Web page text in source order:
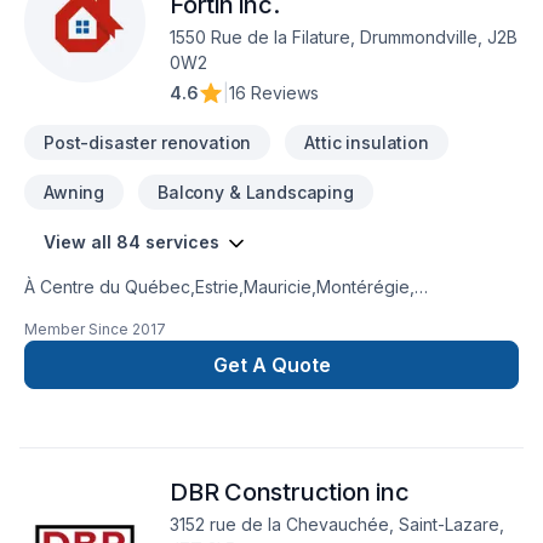
1550 Rue de la Filature, Drummondville, J2B
0W2
4.6
16 Reviews
Post-disaster renovation Attic insulation
Awning Balcony & Landscaping
View all 84 services
À Centre du Québec,Estrie,Mauricie,Montérégie,
en réalisations durables grâce à une approche unique dans
le domaine de Adaptation dom., Agrandissement, Après-
sinistre, Armoires, Balcon, Balcon de bois, Béton,
Gouttières, Gypse, Insonorisation, Isolation, Isolation entre-
toît, Isolation mur, Isolation sous-sol, Levage de maison,
Member Since 2017
Get A Quote
DBR Construction inc
3152 rue de la Chevauchée, Saint-Lazare,